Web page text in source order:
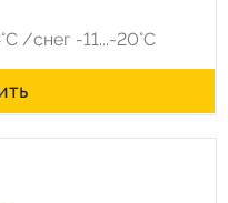
/снег -11...-20°C